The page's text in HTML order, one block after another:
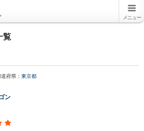
メニュー
覧
府県： 東京都
ン